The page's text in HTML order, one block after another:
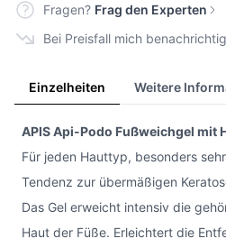
Fragen? Frag den Experten
Bei Preisfall mich
Einzelheiten Weitere
APIS Api-Podo Fußweichgel mit
Für jeden Hauttyp, besonders
Tendenz zur übermäßigen
Das Gel erweicht intensiv die
Haut der Füße. Erleichtert die